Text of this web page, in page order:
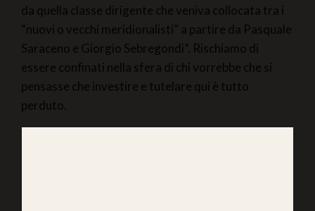
da quella classe dirigente che veniva collocata tra i
“nuovi o vecchi meridionalisti” a partire da Pasquale
Saraceno e Giorgio Sebregondi”. Rischiamo di
essere confinati nella sfera di chi vorrebbe che si
pensasse che investire e tutelare qui è tutto
perduto.